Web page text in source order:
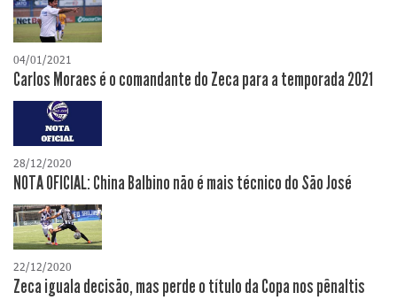
04/01/2021
Carlos Moraes é o comandante do Zeca para a temporada 2021
28/12/2020
NOTA OFICIAL: China Balbino não é mais técnico do São José
22/12/2020
Zeca iguala decisão, mas perde o título da Copa nos pênaltis